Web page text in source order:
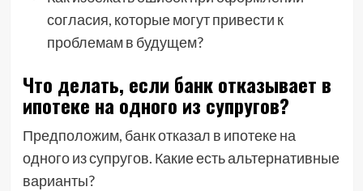
согласия, которые могут привести к
проблемам в будущем?
Что делать, если банк отказывает в
ипотеке на одного из супругов?
Предположим, банк отказал в ипотеке на
одного из супругов. Какие есть альтернативные
варианты?